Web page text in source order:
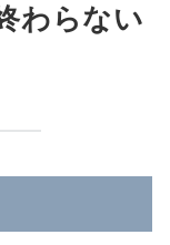
わらない